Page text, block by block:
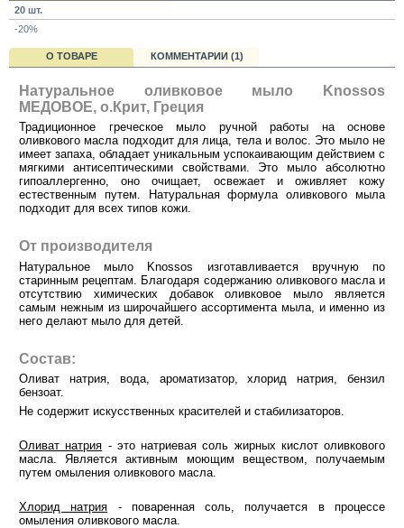
20 шт.
-20%
О ТОВАРЕ КОММЕНТАРИИ (1)
Натуральное оливковое мыло Knossos
МЕДОВОЕ, о.Крит, Греция
Традиционное греческое мыло ручной работы на основе
оливкового масла подходит для лица, тела и волос. Это мыло не
имеет запаха, обладает уникальным успокаивающим действием с
мягкими антисептическими свойствами. Это мыло абсолютно
гипоаллергенно, оно очищает, освежает и оживляет кожу
естественным путем. Натуральная формула оливкового мыла
подходит для всех типов кожи.
От производителя
Натуральное мыло Knossos изготавливается вручную по
старинным рецептам. Благодаря содержанию оливкового масла и
отсутствию химических добавок оливковое мыло является
самым нежным из широчайшего ассортимента мыла, и именно из
него делают мыло для детей.
Состав:
Оливат натрия, вода, ароматизатор, хлорид натрия, бензил
бензоат.
Не содержит искусственных красителей и стабилизаторов.
Оливат натрия - это натриевая соль жирных кислот оливкового
масла. Является активным моющим веществом, получаемым
путем омыления оливкового масла.
Хлорид натрия - поваренная соль, получается в процессе
омыления оливкового масла.